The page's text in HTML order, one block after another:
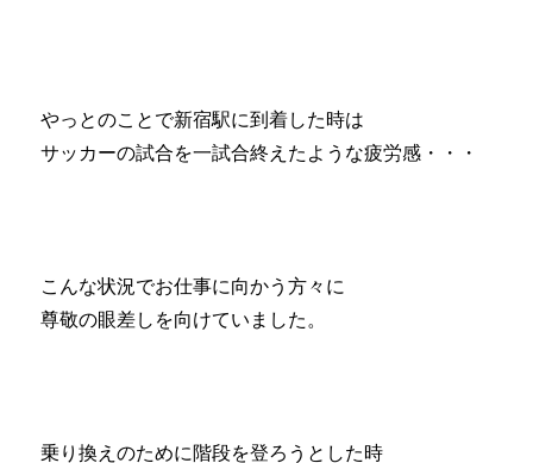
やっとのことで新宿駅に到着した時は
サッカーの試合を一試合終えたような疲労感・・・
こんな状況でお仕事に向かう方々に
尊敬の眼差しを向けていました。
乗り換えのために階段を登ろうとした時